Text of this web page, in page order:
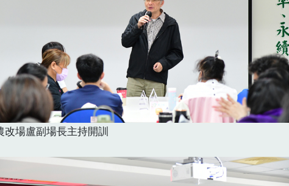
改場盧副場長主持開訓